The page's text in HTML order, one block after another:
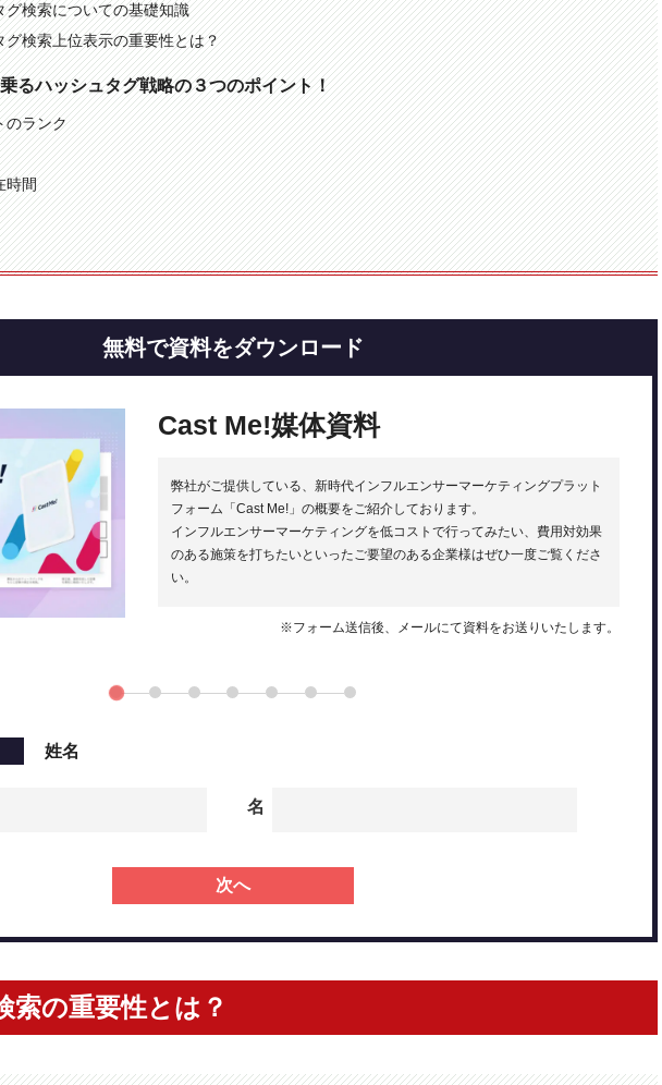
グ検索についての基礎知識
グ検索上位表示の重要性とは？
るハッシュタグ戦略の３つのポイント！
のランク
時間
無料で資料をダウンロード
Cast Me!媒体資料
弊社がご提供している、新時代インフルエンサーマーケティングプラット
フォーム「Cast Me!」の概要をご紹介しております。
インフルエンサーマーケティングを低コストで行ってみたい、費用対効果
のある施策を打ちたいといったご要望のある企業様はぜひ一度ご覧くださ
い。
※フォーム送信後、メールにて資料をお送りいたします。
姓名
名
次へ
索の重要性とは？